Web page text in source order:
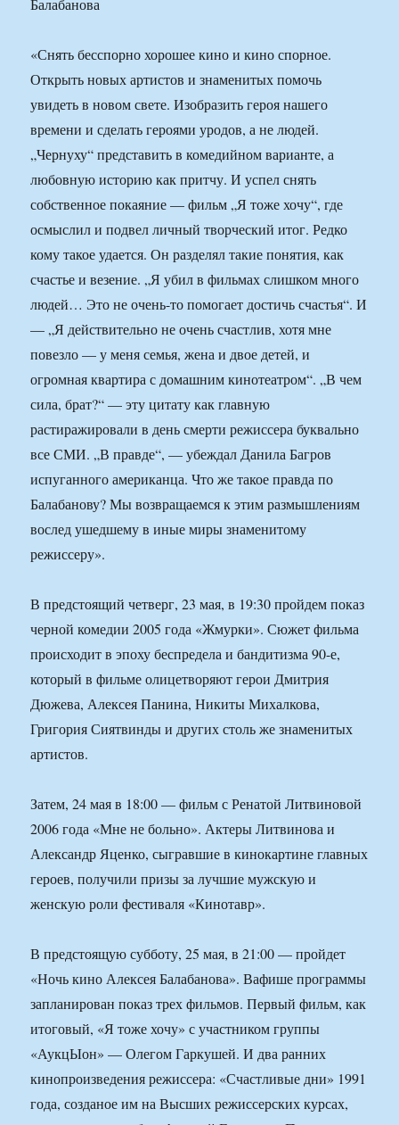
«Снять бесспорно хорошее кино и кино спорное.
Открыть новых артистов и знаменитых помочь
увидеть в новом свете. Изобразить героя нашего
времени и сделать героями уродов, а не людей.
„Чернуху“ представить в комедийном варианте, а
любовную историю как притчу. И успел снять
собственное покаяние — фильм „Я тоже хочу“, где
осмыслил и подвел личный творческий итог. Редко
кому такое удается. Он разделял такие понятия, как
счастье и везение. „Я убил в фильмах слишком много
людей… Это не очень-то помогает достичь счастья“. И
— „Я действительно не очень счастлив, хотя мне
повезло — у меня семья, жена и двое детей, и
огромная квартира с домашним кинотеатром“. „В чем
сила, брат?“ — эту цитату как главную
растиражировали в день смерти режиссера буквально
все СМИ. „В правде“, — убеждал Данила Багров
испуганного американца. Что же такое правда по
Балабанову? Мы возвращаемся к этим размышлениям
вослед ушедшему в иные миры знаменитому
режиссеру».
В предстоящий четверг, 23 мая, в 19:30 пройдем показ
черной комедии 2005 года «Жмурки». Сюжет фильма
происходит в эпоху беспредела и бандитизма 90-е,
который в фильме олицетворяют герои Дмитрия
Дюжева, Алексея Панина, Никиты Михалкова,
Григория Сиятвинды и других столь же знаменитых
артистов.
Затем, 24 мая в 18:00 — фильм с Ренатой Литвиновой
2006 года «Мне не больно». Актеры Литвинова и
Александр Яценко, сыгравшие в кинокартине главных
героев, получили призы за лучшие мужскую и
женскую роли фестиваля «Кинотавр».
В предстоящую субботу, 25 мая, в 21:00 — пройдет
«Ночь кино Алексея Балабанова». Вафише программы
запланирован показ трех фильмов. Первый фильм, как
итоговый, «Я тоже хочу» с участником группы
«АукцЫон» — Олегом Гаркушей. И два ранних
кинопроизведения режиссера: «Счастливые дни» 1991
года, созданое им на Высших режиссерских курсах,